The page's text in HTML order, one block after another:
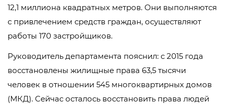
12,1 миллиона квадратных метров. Они выполняются
с привлечением средств граждан, осуществляют
работы 170 застройщиков.
Руководитель департамента пояснил: с 2015 года
восстановлены жилищные права 63,5 тысячи
человек в отношении 545 многоквартирных домов
(МКД). Сейчас осталось восстановить права людей